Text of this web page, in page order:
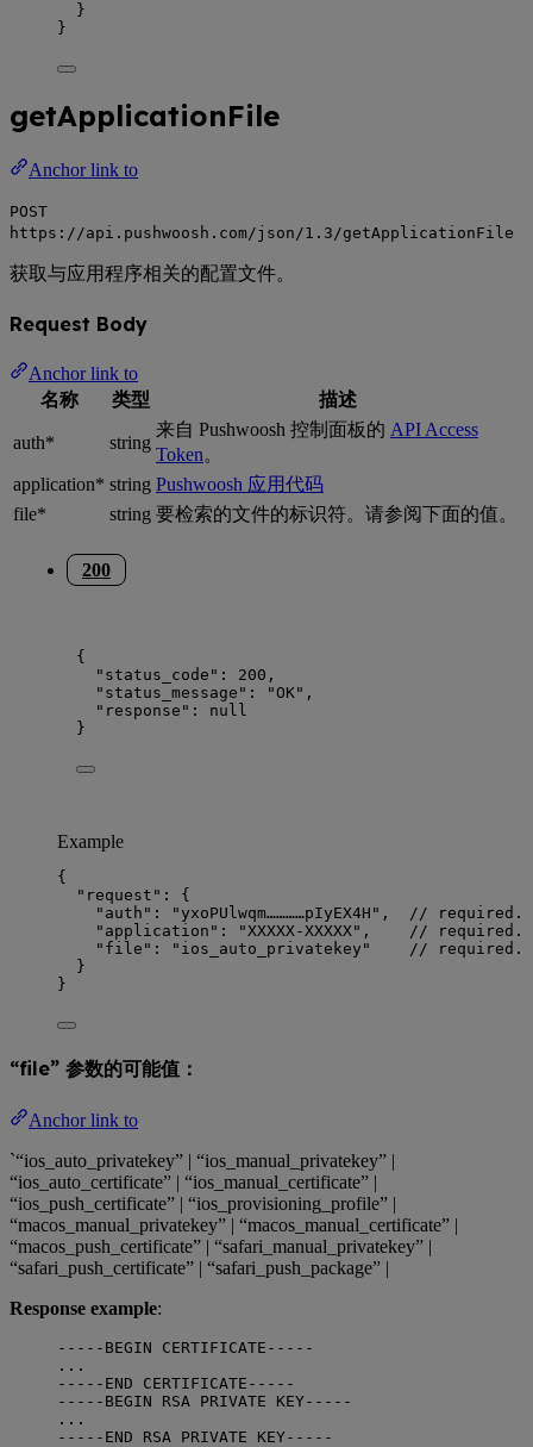
}
}
getApplicationFile
Anchor link to
POST
https://api.pushwoosh.com/json/1.3/getApplicationFile
获取与应用程序相关的配置文件。
Request Body
Anchor link to
名称
类型 描述
auth* string
来自 Pushwoosh 控制面板的 API Access
Token。
application* string Pushwoosh 应用代码
file*
string 要检索的文件的标识符。请参阅下面的值。
200
{
"status_code" : 200 ,
"status_message" : "OK" ,
"response" : null
}
Example
{
"request" : {
"auth" : " yxoPUlwqm…………pIyEX4H " , // required.
"application" : "XXXXX-XXXXX" , // required.
"file" : " ios_auto_privatekey "
// required.
}
}
“file” 参数的可能值：
Anchor link to
`“ios_auto_privatekey” | “ios_manual_privatekey” |
“ios_auto_certificate” | “ios_manual_certificate” |
“ios_push_certificate” | “ios_provisioning_profile” |
“macos_manual_privatekey” | “macos_manual_certificate” |
“macos_push_certificate” | “safari_manual_privatekey” |
“safari_push_certificate” | “safari_push_package” |
Response example:
-----BEGIN CERTIFICATE-----
...
-----END CERTIFICATE-----
-----BEGIN RSA PRIVATE KEY-----
...
-----END RSA PRIVATE KEY-----